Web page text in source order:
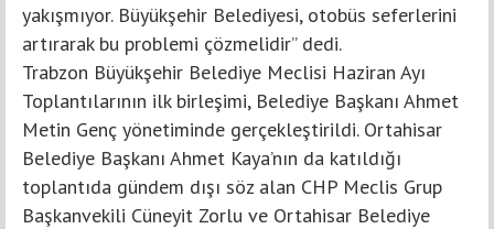
yakışmıyor. Büyükşehir Belediyesi, otobüs seferlerini
artırarak bu problemi çözmelidir” dedi.
Trabzon Büyükşehir Belediye Meclisi Haziran Ayı
Toplantılarının ilk birleşimi, Belediye Başkanı Ahmet
Metin Genç yönetiminde gerçekleştirildi. Ortahisar
Belediye Başkanı Ahmet Kaya’nın da katıldığı
toplantıda gündem dışı söz alan CHP Meclis Grup
Başkanvekili Cüneyit Zorlu ve Ortahisar Belediye